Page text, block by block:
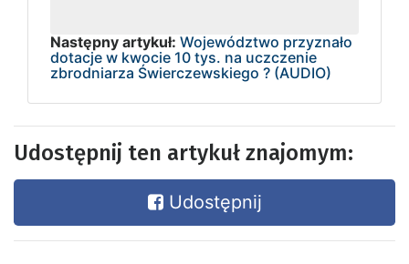
Następny artykuł: Województwo przyznało
dotacje w kwocie 10 tys. na uczczenie
zbrodniarza Świerczewskiego ? (AUDIO)
Udostępnij ten artykuł znajomym:
Udostępnij